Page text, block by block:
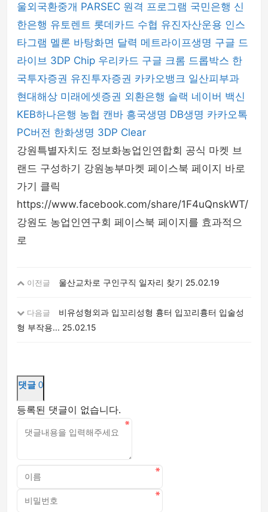
울외국환중개 PARSEC 원격 프로그램 국민은행 신
한은행 유토렌트 롯데카드 수협 유진자산운용 인스
타그램 멜론 바탕화면 달력 메트라이프생명 구글 드
라이브 3DP Chip 우리카드 구글 크롬 드롭박스 한
국투자증권 유진투자증권 카카오뱅크 일산피부과
현대해상 미래에셋증권 외환은행 슬랙 네이버 백신
KEB하나은행 농협 캔바 흥국생명 DB생명 카카오톡
PC버전 한화생명 3DP Clear
강원특별자치도 정보화농업인연합회 공식 마켓 브
랜드 구성하기 강원농부마켓 페이스북 페이지 바로
가기 클릭
https://www.facebook.com/share/1F4uQnskWT/
강원도 농업인연구회 페이스북 페이지를 효과적으
로
이전글 울산교차로 구인구직 일자리 찾기 25.02.19
다음글
비유성형외과 입꼬리성형 흉터 입꼬리흉터 입술성
형 부작용... 25.02.15
댓글 0
등록된 댓글이 없습니다.